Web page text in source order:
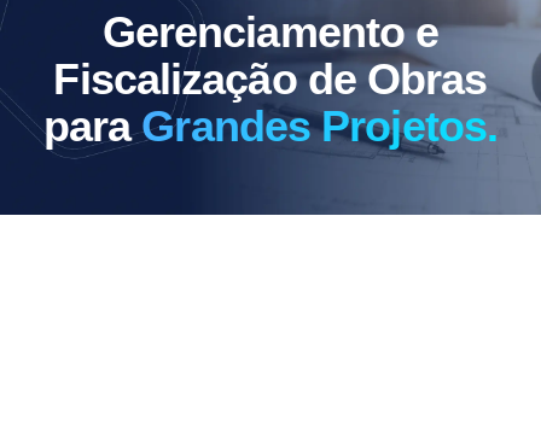
Gerenciamento e
Fiscalização de Obras
paraGrandes Projetos.